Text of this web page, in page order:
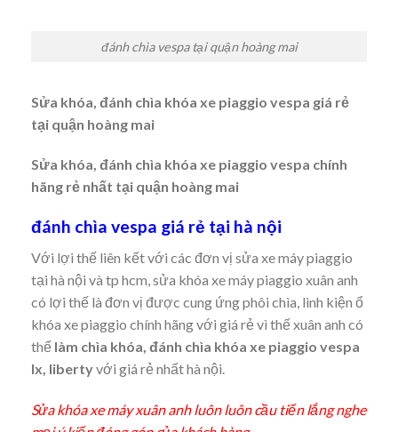
đánh chìa vespa tại quận hoàng mai
Sửa khóa, đánh chìa khóa xe piaggio vespa giá rẻ
tại quận hoàng mai
Sửa khóa, đánh chìa khóa xe piaggio vespa chính
hãng rẻ nhất tại quận hoàng mai
đánh chìa vespa giá rẻ tại hà nội
Với lợi thế liên kết với các đơn vị sửa xe máy piaggio
tại hà nội và tp hcm, sửa khóa xe máy piaggio xuân anh
có lợi thế là đơn vị được cung ứng phôi chìa, linh kiện ổ
khóa xe piaggio chính hãng với giá rẻ vì thế xuân anh có
thể làm chìa khóa, đánh chìa khóa xe piaggio vespa
lx, libertyvới giá rẻ nhất hà nội.
Sửa khóa xe máy xuân anh luôn luôn cầu tiến lắng nghe